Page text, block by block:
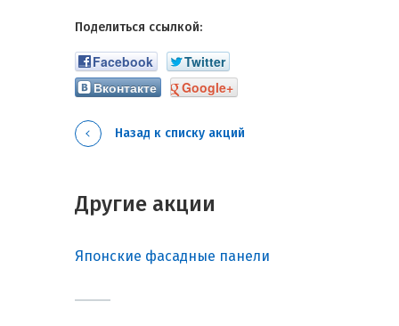
Назад к списку акций
Facebook
Twitter
Вконтакте
Google+
Поделиться ссылкой:
Другие акции
Японские фасадные панели